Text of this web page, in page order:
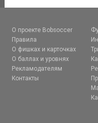
О проекте Bobsoccer
Правила
О фишках и карточках
О баллах и уровнях
Рекламодателям
Контакты